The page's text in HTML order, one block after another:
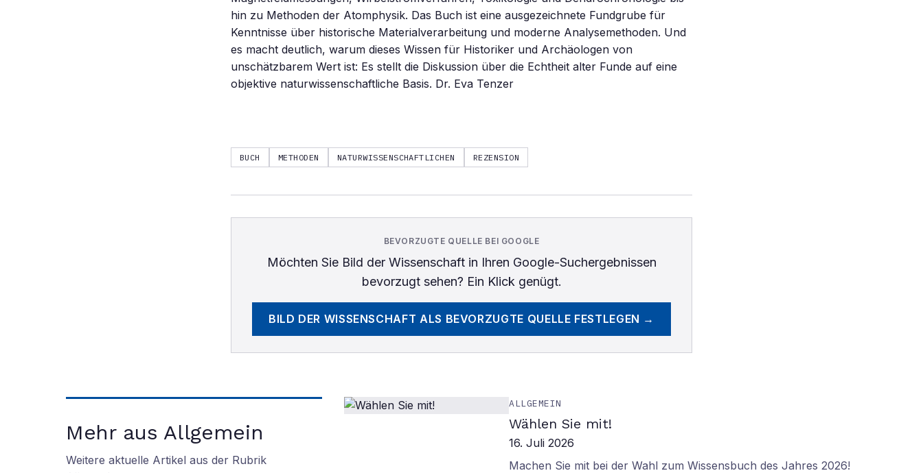
hin zu Methoden der Atomphysik. Das Buch ist eine ausgezeichnete Fundgrube für
Kenntnisse über historische Materialverarbeitung und moderne Analysemethoden. Und
es macht deutlich, warum dieses Wissen für Historiker und Archäologen von
unschätzbarem Wert ist: Es stellt die Diskussion über die Echtheit alter Funde auf eine
objektive naturwissenschaftliche Basis. Dr. Eva Tenzer
BUCH METHODEN NATURWISSENSCHAFTLICHEN REZENSION
BEVORZUGTE QUELLE BEI GOOGLE
Möchten Sie Bild der Wissenschaftin Ihren Google-Suchergebnissen
bevorzugt sehen? Ein Klick genügt.
BILD DER WISSENSCHAFT ALS BEVORZUGTE QUELLE FESTLEGEN →
Mehr aus Allgemein
Weitere aktuelle Artikel aus der Rubrik
ALLGEMEIN
Wählen Sie mit!
16. Juli 2026
Machen Sie mit bei der Wahl zum Wissensbuch des Jahres 2026!